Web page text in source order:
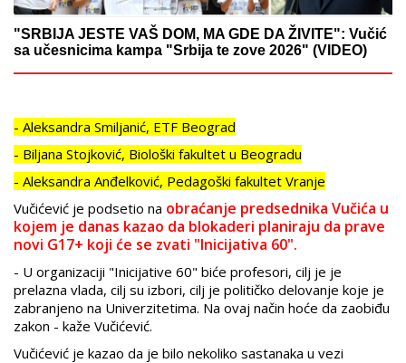
"SRBIJA JESTE VAŠ DOM, MA GDE DA ŽIVITE": Vučić
sa učesnicima kampa "Srbija te zove 2026" (VIDEO)
- Aleksandra Smiljanić, ETF Beograd
- Biljana Stojković, Biološki fakultet u Beogradu
- Aleksandra Anđelković, Pedagoški fakultet Vranje
Vučićević je podsetio na obraćanje predsednika Vučića u
kojem je danas kazao da blokaderi planiraju da prave
novi G17+ koji će se zvati "Inicijativa 60".
- U organizaciji "Inicijative 60" biće profesori, cilj je je
prelazna vlada, cilj su izbori, cilj je političko delovanje koje je
zabranjeno na Univerzitetima. Na ovaj način hoće da zaobiđu
zakon - kaže Vučićević.
Vučićević je kazao da je bilo nekoliko sastanaka u vezi